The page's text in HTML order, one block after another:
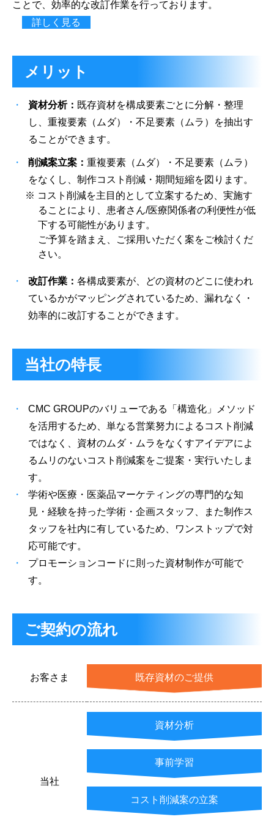
ことで、効率的な改訂作業を行っております。
詳しく見る
メリット
資材分析： 既存資材を構成要素ごとに分解・整理
し、重複要素（ムダ）・不足要素（ムラ）を抽出す
ることができます。
削減案立案： 重複要素（ムダ）・不足要素（ムラ）
をなくし、制作コスト削減・期間短縮を図ります。
※ コスト削減を主目的として立案するため、実施す
ることにより、患者さん/医療関係者の利便性が低
下する可能性があります。
ご予算を踏まえ、ご採用いただく案をご検討くだ
さい。
改訂作業： 各構成要素が、どの資材のどこに使われ
ているかがマッピングされているため、漏れなく・
効率的に改訂することができます。
当社の特長
CMC GROUPのバリューである「構造化」メソッド
を活用するため、単なる営業努力によるコスト削減
ではなく、資材のムダ・ムラをなくすアイデアによ
るムリのないコスト削減案をご提案・実行いたしま
す。
学術や医療・医薬品マーケティングの専門的な知
見・経験を持った学術・企画スタッフ、また制作ス
タッフを社内に有しているため、ワンストップで対
応可能です。
プロモーションコードに則った資材制作が可能で
す。
ご契約の流れ
お客さま 既存資材のご提供
当社
資材分析
事前学習
コスト削減案の立案